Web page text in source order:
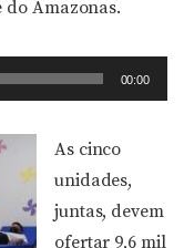
do Amazonas.
00:00
As cinco
unidades,
juntas, devem
ofertar 9,6 mil